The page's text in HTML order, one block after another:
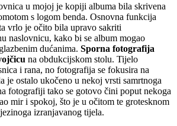
u mojoj je kopiji albuma bila skrivena
s logom benda. Osnovna funkcija
vrlo je očito bila upravo sakriti
naslovnicu, kako bi se album mogao
dućanima. Sporna fotografija
na obdukcijskom stolu. Tijelo
i rana, no fotografija se fokusira na
je ostalo ukočeno u nekoj vrsti samrtnoga
fotografiji tako se gotovo čini poput nekoga
mir i spokoj, što je u očitom te grotesknom
izranjavanog tijela.